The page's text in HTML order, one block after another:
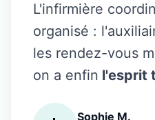
L'infirmière
organisé :
les rendez-vous
on a enfin l'esprit
Sophie M.